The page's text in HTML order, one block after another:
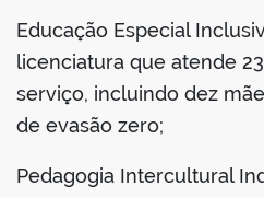
Educação Especial
licenciatura que atende
serviço, incluindo dez
de evasão zero;
Pedagogia Intercultural